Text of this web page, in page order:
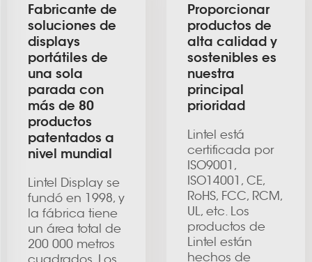
Fabricante de
soluciones de
displays
portátiles de
una sola
parada con
más de 80
productos
patentados a
nivel mundial
Lintel Display se
fundó en 1998, y
la fábrica tiene
un área total de
200 000 metros
Proporcionar
productos de
alta calidad y
sostenibles es
nuestra
principal
prioridad
Lintel está
certificada por
ISO9001,
ISO14001, CE,
RoHS, FCC, RCM,
UL, etc. Los
productos de
Lintel están
hechos de